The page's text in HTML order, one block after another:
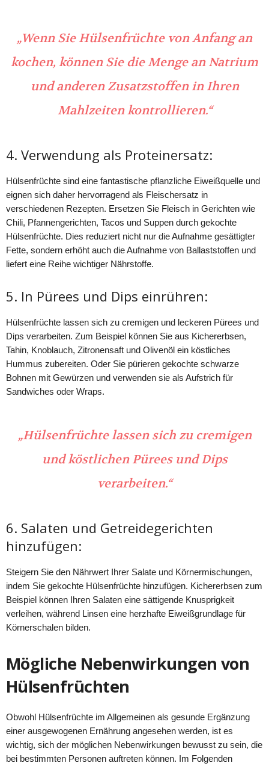
„Wenn Sie Hülsenfrüchte von Anfang an
kochen, können Sie die Menge an Natrium
und anderen Zusatzstoffen in Ihren
Mahlzeiten kontrollieren.“
4. Verwendung als Proteinersatz:
Hülsenfrüchte sind eine fantastische pflanzliche Eiweißquelle und
eignen sich daher hervorragend als Fleischersatz in
verschiedenen Rezepten. Ersetzen Sie Fleisch in Gerichten wie
Chili, Pfannengerichten, Tacos und Suppen durch gekochte
Hülsenfrüchte. Dies reduziert nicht nur die Aufnahme gesättigter
Fette, sondern erhöht auch die Aufnahme von Ballaststoffen und
liefert eine Reihe wichtiger Nährstoffe.
5. In Pürees und Dips einrühren:
Hülsenfrüchte lassen sich zu cremigen und leckeren Pürees und
Dips verarbeiten. Zum Beispiel können Sie aus Kichererbsen,
Tahin, Knoblauch, Zitronensaft und Olivenöl ein köstliches
Hummus zubereiten. Oder Sie pürieren gekochte schwarze
Bohnen mit Gewürzen und verwenden sie als Aufstrich für
Sandwiches oder Wraps.
„Hülsenfrüchte lassen sich zu cremigen
und köstlichen Pürees und Dips
verarbeiten.“
6. Salaten und Getreidegerichten
hinzufügen:
Steigern Sie den Nährwert Ihrer Salate und Körnermischungen,
indem Sie gekochte Hülsenfrüchte hinzufügen. Kichererbsen zum
Beispiel können Ihren Salaten eine sättigende Knusprigkeit
verleihen, während Linsen eine herzhafte Eiweißgrundlage für
Körnerschalen bilden.
Mögliche Nebenwirkungen von
Hülsenfrüchten
Obwohl Hülsenfrüchte im Allgemeinen als gesunde Ergänzung
einer ausgewogenen Ernährung angesehen werden, ist es
wichtig, sich der möglichen Nebenwirkungen bewusst zu sein, die
bei bestimmten Personen auftreten können. Im Folgenden